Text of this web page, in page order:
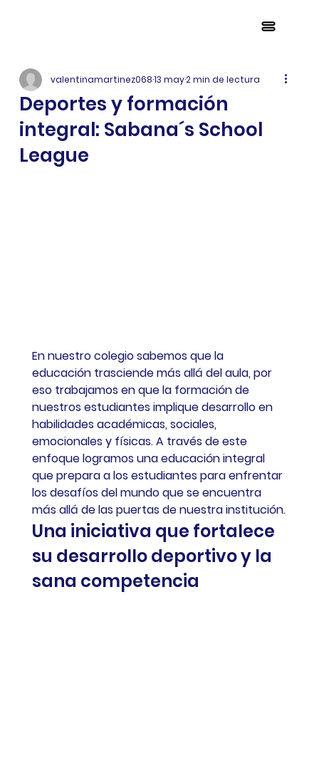
Deportes y formación
integral: Sabana´s School
League
valentinamartinez06813 may2 min de lectura
En nuestro colegio sabemos que la
educación trasciende más allá del aula, por
eso trabajamos en que la formación de
nuestros estudiantes implique desarrollo en
habilidades académicas, sociales,
emocionales y físicas. A través de este
enfoque logramos una educación integral
que prepara a los estudiantes para enfrentar
los desafíos del mundo que se encuentra
más allá de las puertas de nuestra institución.
Una iniciativa que fortalece
su desarrollo deportivo y la
sana competencia